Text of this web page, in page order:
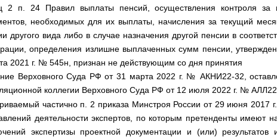
2 п. 24 Правил выплаты пенсий, осуществления контроля за
необходимых для их выплаты, начисления за текущий
другого вида либо в случае назначения другой пенсии в
определения излишне выплаченных сумм пенсии,
2021 г. № 545н, признан не действующим со дня принятия
Верховного Суда РФ от 31 марта 2022 г. № АКНИ22-32,
коллегии Верховного Суда РФ от 12 июля 2022 г. №
частично п. 2 приказа Минстроя России от 29 июня 2017
деятельности экспертов, по которым претенденты имеют
экспертизы проектной документации и (или)